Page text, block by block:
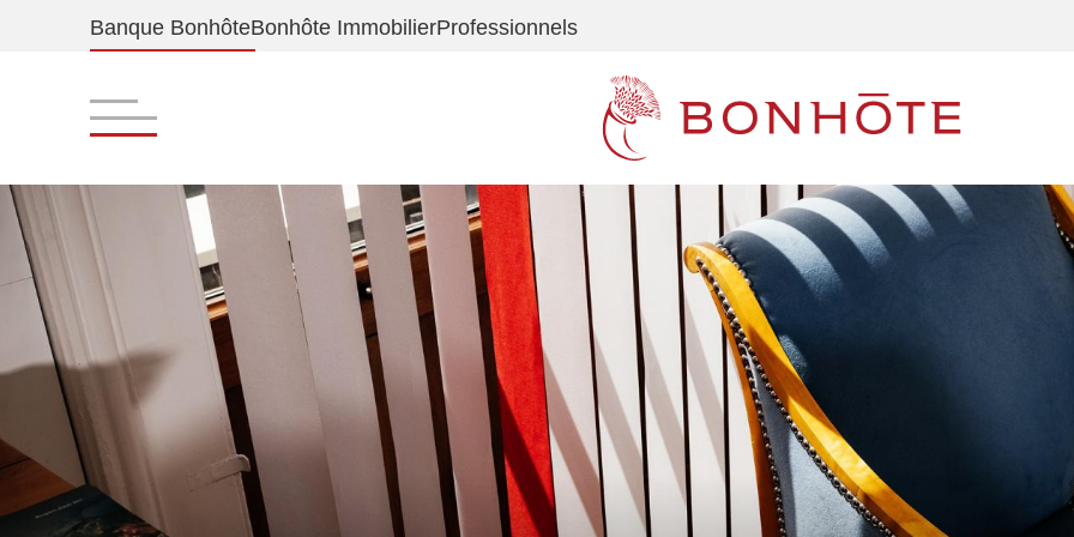
Banque BonhôteBonhôte ImmobilierProfessionnels
Navigation principale